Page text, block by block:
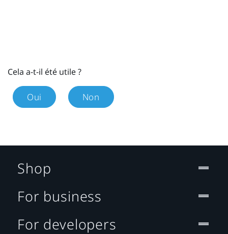
Cela a-t-il été utile ?
Oui Non
Shop
For business
For developers